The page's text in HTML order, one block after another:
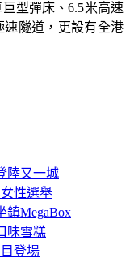
型彈床、6.5米高速
隧道，更設有全港